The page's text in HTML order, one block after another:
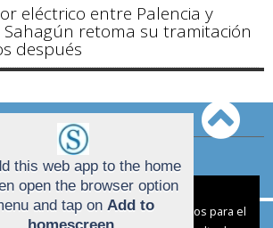
eléctrico entre Palencia y
retoma su tramitación
después
Digital:
TÉRMINOS DE USO
this web app to the home
open the browser option
and tap on Add to
homescreen
sobre el Uso de cookies:
cookies nuestras y de terceros para el